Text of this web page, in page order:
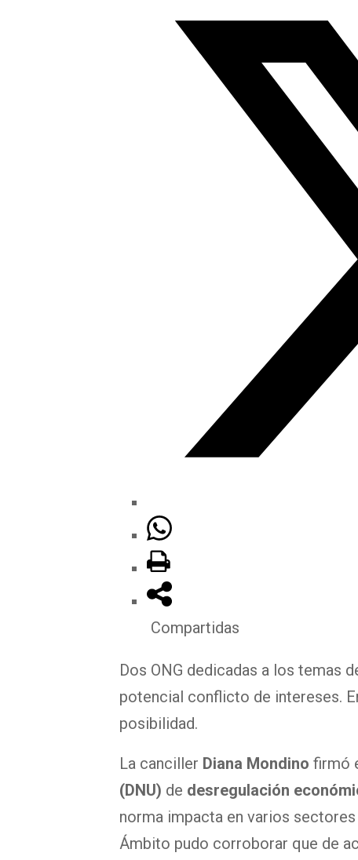
Compartidas
Dos ONG dedicadas a los temas
potencial conflicto de intereses.
posibilidad.
La canciller Diana Mondino firmó
(DNU) de desregulación
norma impacta en varios
Ámbito pudo corroborar que de